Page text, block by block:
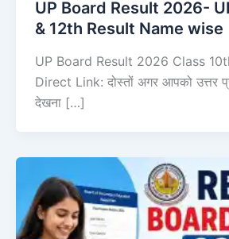
UP Board Result 2026-
& 12th Result Name wise
UP Board Result 2026 Class
Direct Link: दोस्तों अगर आपको उत्तर
देखना […]